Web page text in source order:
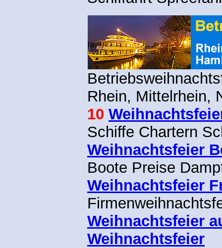
Rhein, Mittelrhein,
10
Schiffe Chartern
Weihnachtsfeier
Boote Preise
Weihnachtsfeier
Weihnachtsfeier
Weihnachtsfeier